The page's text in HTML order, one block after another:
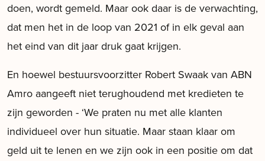
doen, wordt gemeld. Maar ook daar is de verwachting,
dat men het in de loop van 2021 of in elk geval aan
het eind van dit jaar druk gaat krijgen.
En hoewel bestuursvoorzitter Robert Swaak van ABN
Amro aangeeft niet terughoudend met kredieten te
zijn geworden - ‘We praten nu met alle klanten
individueel over hun situatie. Maar staan klaar om
geld uit te lenen en we zijn ook in een positie om dat